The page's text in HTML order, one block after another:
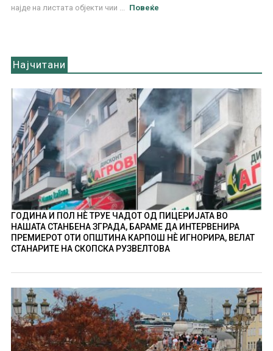
најде на листата објекти чии ...
Повеќе
Најчитани
ГОДИНА И ПОЛ НÈ ТРУЕ ЧАДОТ ОД ПИЦЕРИЈАТА ВО
НАШАТА СТАНБЕНА ЗГРАДА, БАРАМЕ ДА ИНТЕРВЕНИРА
ПРЕМИЕРОТ ОТИ ОПШТИНА КАРПОШ НÈ ИГНОРИРА, ВЕЛАТ
СТАНАРИТЕ НА СКОПСКА РУЗВЕЛТОВА